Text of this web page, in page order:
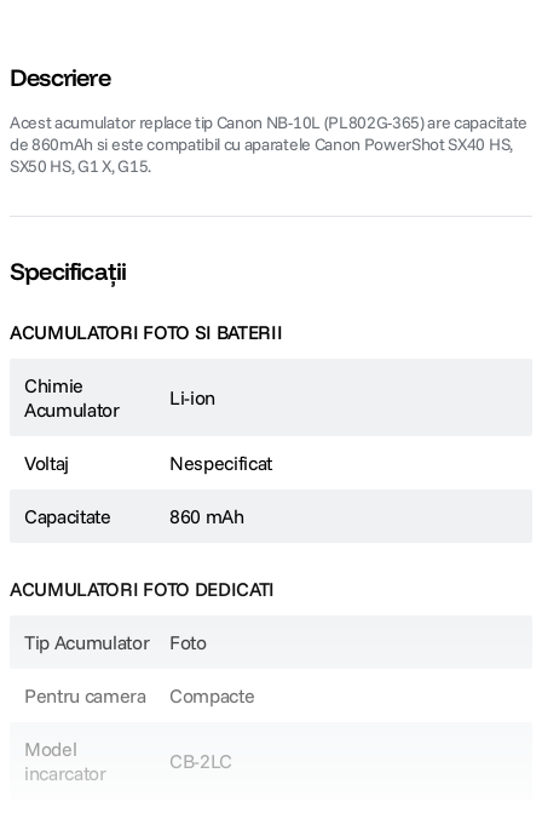
Descriere
Acest acumulator replace tip Canon NB-10L (PL802G-365) are capacitate
de 860mAh si este compatibil cu aparatele Canon PowerShot SX40 HS,
SX50 HS, G1 X, G15.
Specificații
ACUMULATORI FOTO SI BATERII
Chimie
Acumulator
Li-ion
Voltaj Nespecificat
Capacitate 860 mAh
ACUMULATORI FOTO DEDICATI
Tip Acumulator Foto
Pentru camera Compacte
Model
incarcator
CB-2LC